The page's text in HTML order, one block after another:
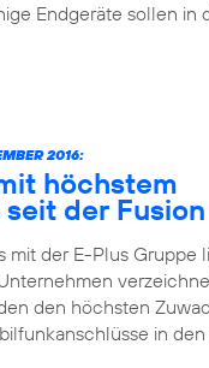
Endgeräte sollen in
2016:
höchstem
der Fusion
mit der E-Plus Gruppe
den höchsten
in